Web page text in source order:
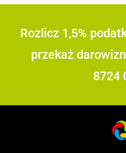
Rozlicz 1,5%
przekaż
8724